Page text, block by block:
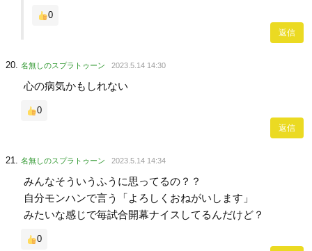
0
返信
名無しのスプラトゥーン 2023.5.14 14:30
心の病気かもしれない
0
返信
名無しのスプラトゥーン 2023.5.14 14:34
みんなそういうふうに思ってるの？？
自分モンハンで言う「よろしくおねがいします」
みたいな感じで毎試合開幕ナイスしてるんだけど？
0